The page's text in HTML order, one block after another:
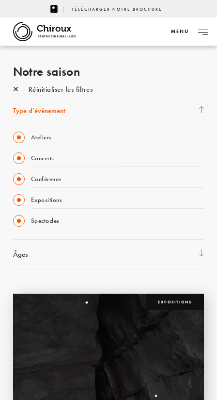
TÉLÉCHARGER NOTRE BROCHURE
CENTRE CULTUREL - LIÈGE
MENU
Notre saison
Réinitialiser les filtres
Type d’événement
Ateliers
Concerts
Conférence
Expositions
Spectacles
Âges
EXPOSITIONS